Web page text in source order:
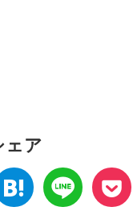
ェア